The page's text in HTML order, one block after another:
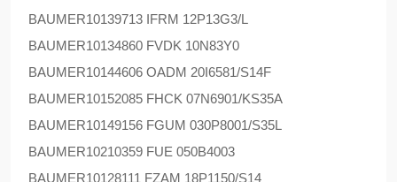
BAUMER10139713 IFRM 12P13G3/L
BAUMER10134860 FVDK 10N83Y0
BAUMER10144606 OADM 20I6581/S14F
BAUMER10152085 FHCK 07N6901/KS35A
BAUMER10149156 FGUM 030P8001/S35L
BAUMER10210359 FUE 050B4003
BAUMER10128111 FZAM 18P1150/S14